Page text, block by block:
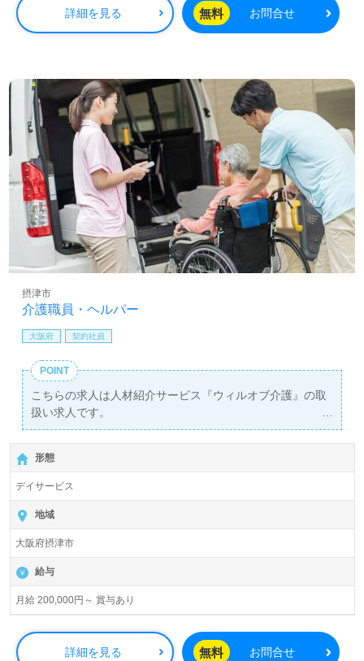
詳細を見る 無料 お問合せ
介護職員・ヘルパー
摂津市
大阪府 契約社員
POINT
こちらの求人は人材紹介サービス『ウィルオブ介護』の取
扱い求人です。
詳細に関してお気軽にご相談ください♪
【無料】で皆さんの転職活動をサポートいたします。
形態
デイサービス
地域
大阪府摂津市
給与
月給 200,000円～ 賞与あり
詳細を見る 無料 お問合せ